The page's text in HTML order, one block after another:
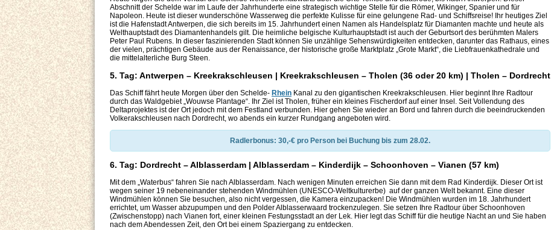
Abschnitt der Schelde war im Laufe der Jahrhunderte eine strategisch wichtige Stelle für die Römer, Wikinger, Spanier und für
Napoleon. Heute ist dieser wunderschöne Wasserweg die perfekte Kulisse für eine gelungene Rad- und Schiffsreise! Ihr heutiges Ziel
ist die Hafenstadt Antwerpen, die sich bereits im 15. Jahrhundert einen Namen als Handelsplatz für Diamanten machte und heute als
Welthauptstadt des Diamantenhandels gilt. Die heimliche belgische Kulturhauptstadt ist auch der Geburtsort des berühmten Malers
Peter Paul Rubens. In dieser faszinierenden Stadt können Sie unzählige Sehenswürdigkeiten entdecken, darunter das Rathaus, eines
der vielen, prächtigen Gebäude aus der Renaissance, der historische große Marktplatz „Grote Markt“, die Liebfrauenkathedrale und
die mittelalterliche Burg Steen.
5. Tag: Antwerpen – Kreekrakschleusen | Kreekrakschleusen – Tholen (36 oder 20 km) | Tholen – Dordrecht
Das Schiff fährt heute Morgen über den Schelde- Rhein Kanal zu den gigantischen Kreekrakschleusen. Hier beginnt Ihre Radtour
durch das Waldgebiet „Wouwse Plantage“. Ihr Ziel ist Tholen, früher ein kleines Fischerdorf auf einer Insel. Seit Vollendung des
Deltaprojektes ist der Ort jedoch mit dem Festland verbunden. Hier gehen Sie wieder an Bord und fahren durch die beeindruckenden
Volkerakschleusen nach Dordrecht, wo abends ein kurzer Rundgang angeboten wird.
Radlerbonus: 30,-€ pro Person bei Buchung bis zum 28.02.
6. Tag: Dordrecht – Alblasserdam | Alblasserdam – Kinderdijk – Schoonhoven – Vianen (57 km)
Mit dem „Waterbus“ fahren Sie nach Alblasserdam. Nach wenigen Minuten erreichen Sie dann mit dem Rad Kinderdijk. Dieser Ort ist
wegen seiner 19 nebeneinander stehenden Windmühlen (UNESCO-Weltkulturerbe) auf der ganzen Welt bekannt. Eine dieser
Windmühlen können Sie besuchen, also nicht vergessen, die Kamera einzupacken! Die Windmühlen wurden im 18. Jahrhundert
errichtet, um Wasser abzupumpen und den Polder Alblasserwaard trockenzulegen. Sie setzen Ihre Radtour über Schoonhoven
(Zwischenstopp) nach Vianen fort, einer kleinen Festungsstadt an der Lek. Hier legt das Schiff für die heutige Nacht an und Sie haben
nach dem Abendessen Zeit, den Ort bei einem Spaziergang zu entdecken.